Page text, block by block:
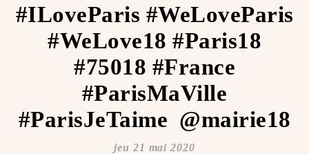
#ILoveParis #WeLoveParis
#WeLove18 #Paris18
#75018 #France
#ParisMaVille
#ParisJeTaime ️ @mairie18
jeu 21 mai 2020